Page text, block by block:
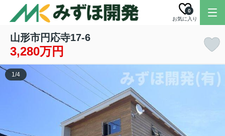
お気に入り
0
山形市円応寺17-6
3,280万円
1/4